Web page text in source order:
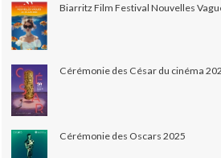
Biarritz Film Festival Nouvelles
Cérémonie des César du cinéma
Cérémonie des Oscars 2025